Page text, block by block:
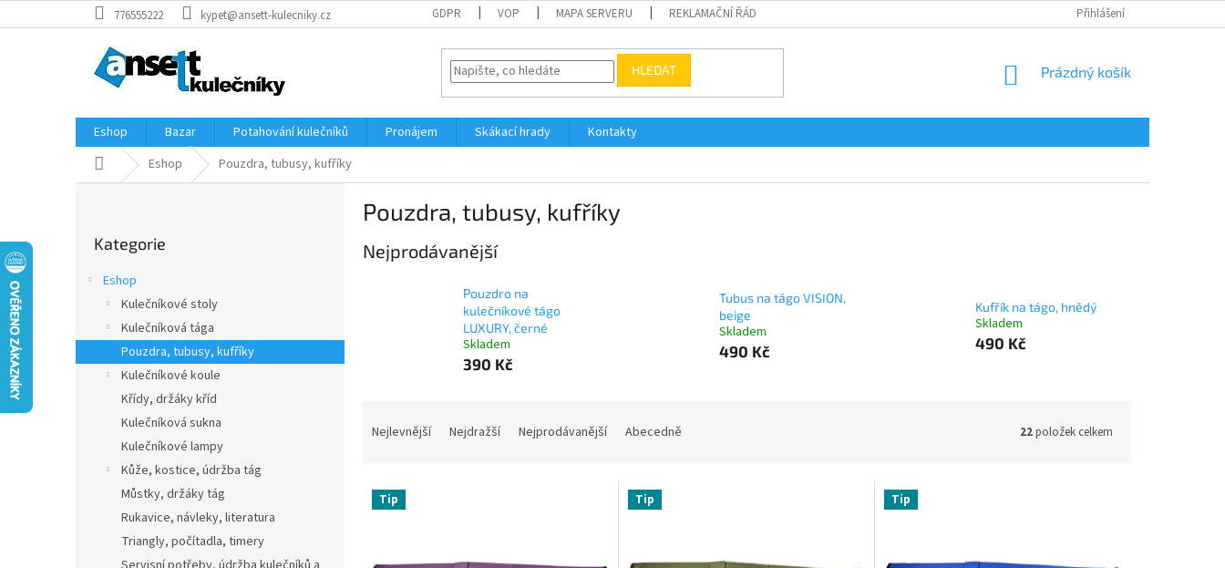
na
776555222 kypet@ansett-kulecniky.cz GDPR VOP MAPA SERVERU REKLAMAČNÍ ŘÁD Přihlášení
HLEDAT
NÁKUPNÍ
Prázdný košík
Eshop Bazar Potahování kulečníků Pronájem Skákací hrady
Kontakty
Domů Eshop Pouzdra, tubusy, kufříky
kategorie
Kategorie
Eshop
Kulečníkové stoly
Kulečníková tága
Pouzdra, tubusy, kufříky
Kulečníkové koule
Křídy, držáky kříd
Kulečníková sukna
Kulečníkové lampy
Kůže, kostice, údržba tág
Můstky, držáky tág
Rukavice, návleky, literatura
Triangly, počítadla, timery
Pouzdra, tubusy, kufříky
Nejprodávanější
Pouzdro na
kulečníkové tágo
LUXURY, černé
Skladem
390 Kč
Tubus na tágo VISION,
beige
Skladem
490 Kč
Kufřík na tágo, hnědý
Skladem
490 Kč
n
Nejlevnější Nejdražší Nejprodávanější Abecedně 22položek celkem
V Tip Tip Tip